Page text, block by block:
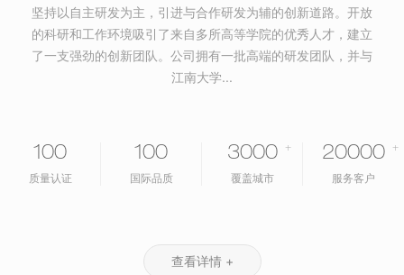
坚持以自主研发为主，引进与合作研发为辅的创新道路。开放
的科研和工作环境吸引了来自多所高等学院的优秀人才，建立
了一支强劲的创新团队。公司拥有一批高端的研发团队，并与
江南大学...
100
质量认证
100
国际品质
3000 +
覆盖城市
20000 +
服务客户
查看详情 +